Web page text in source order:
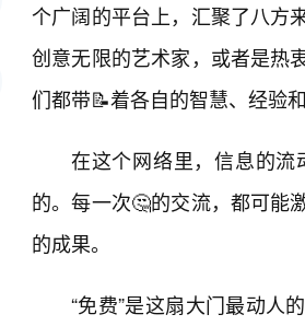
个广阔的平台上，汇聚了八方
创意无限的艺术家，或者是热
们都带📝着各自的智慧、经验
在这个网络里，信息的
的。每一次🤔的交流，都可能
的成果。
“免费”是这扇大门最动人